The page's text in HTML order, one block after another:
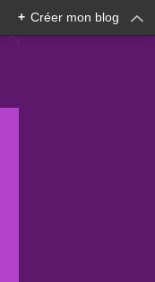
+ Créer mon blog